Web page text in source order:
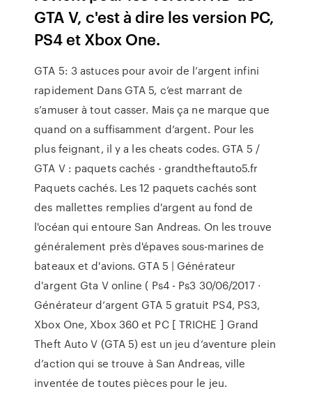
GTA V, c'est à dire les version PC,
PS4 et Xbox One.
GTA 5: 3 astuces pour avoir de l’argent infini
rapidement Dans GTA 5, c’est marrant de
s’amuser à tout casser. Mais ça ne marque que
quand on a suffisamment d’argent. Pour les
plus feignant, il y a les cheats codes. GTA 5 /
GTA V : paquets cachés - grandtheftauto5.fr
Paquets cachés. Les 12 paquets cachés sont
des mallettes remplies d'argent au fond de
l'océan qui entoure San Andreas. On les trouve
généralement près d'épaves sous-marines de
bateaux et d'avions. GTA 5 | Générateur
d'argent Gta V online ( Ps4 - Ps3 30/06/2017 ·
Générateur d’argent GTA 5 gratuit PS4, PS3,
Xbox One, Xbox 360 et PC [ TRICHE ] Grand
Theft Auto V (GTA 5) est un jeu d’aventure plein
d’action qui se trouve à San Andreas, ville
inventée de toutes pièces pour le jeu.